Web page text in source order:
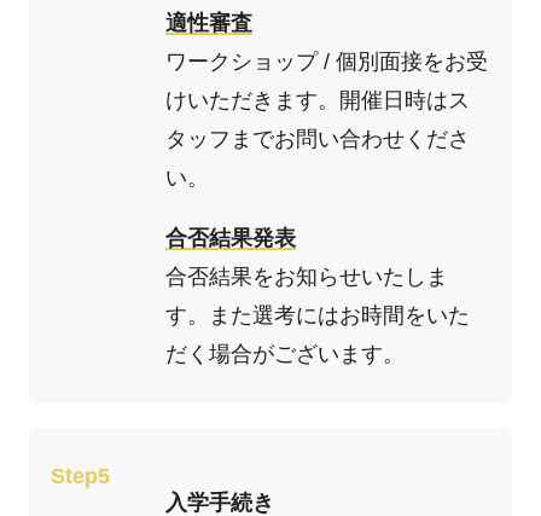
適性審査
ワークショップ / 個別面接をお受
けいただきます。開催日時はス
タッフまでお問い合わせくださ
い。
合否結果発表
合否結果をお知らせいたしま
す。また選考にはお時間をいた
だく場合がございます。
Step5
入学手続き